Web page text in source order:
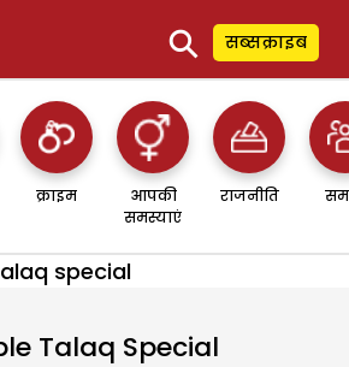
⚲ सब्सक्राइब
क्राइम
आपकी
समस्याएं
राजनीति
special
Talaq Special